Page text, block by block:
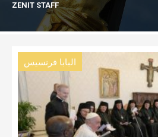
ZENIT STAFF
البابا فرنسيس